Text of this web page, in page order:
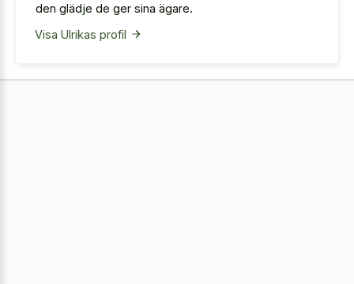
den glädje de ger sina ägare.
Visa Ulrikas profil